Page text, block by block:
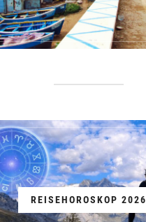
REISEHOROSKOP 2026